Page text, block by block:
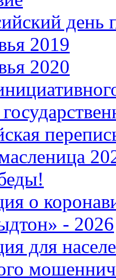
день
2019
2020
о
- 2026
для